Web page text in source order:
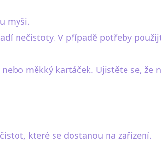
myši.
nečistoty. V případě potřeby
měkký kartáček. Ujistěte se, že
které se dostanou na zařízení.